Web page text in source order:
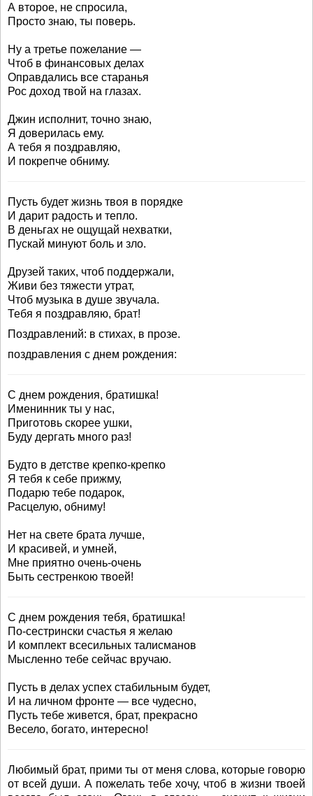
А второе, не спросила,
Просто знаю, ты поверь.
Ну а третье пожелание —
Чтоб в финансовых делах
Оправдались все старанья
Рос доход твой на глазах.
Джин исполнит, точно знаю,
Я доверилась ему.
А тебя я поздравляю,
И покрепче обниму.
Пусть будет жизнь твоя в порядке
И дарит радость и тепло.
В деньгах не ощущай нехватки,
Пускай минуют боль и зло.
Друзей таких, чтоб поддержали,
Живи без тяжести утрат,
Чтоб музыка в душе звучала.
Тебя я поздравляю, брат!
Поздравлений: в стихах, в прозе.
поздравления с днем рождения:
С днем рождения, братишка!
Именинник ты у нас,
Приготовь скорее ушки,
Буду дергать много раз!
Будто в детстве крепко-крепко
Я тебя к себе прижму,
Подарю тебе подарок,
Расцелую, обниму!
Нет на свете брата лучше,
И красивей, и умней,
Мне приятно очень-очень
Быть сестренкою твоей!
С днем рождения тебя, братишка!
По-сестрински счастья я желаю
И комплект всесильных талисманов
Мысленно тебе сейчас вручаю.
Пусть в делах успех стабильным будет,
И на личном фронте — все чудесно,
Пусть тебе живется, брат, прекрасно
Весело, богато, интересно!
Любимый брат, прими ты от меня слова, которые говорю
от всей души. А пожелать тебе хочу, чтоб в жизни твоей